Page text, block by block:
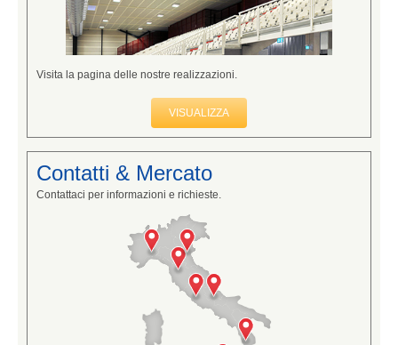
Visita la pagina delle nostre realizzazioni.
VISUALIZZA
Contatti & Mercato
Contattaci per informazioni e richieste.